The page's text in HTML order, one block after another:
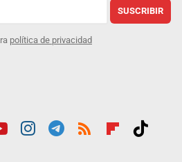
SUSCRIBIR
política de privacidad